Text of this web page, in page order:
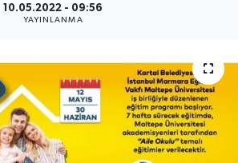
10.05.2022 - 09:56
YAYINLANMA